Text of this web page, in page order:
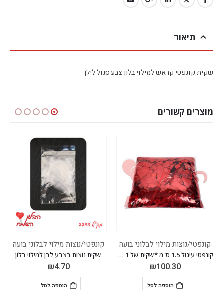
תיאור
שקית קונפטי קראש למילוי בלון צבע סגול לילך
מוצרים קשורים
קונפטי/נוצות מילוי לבלוני בועה
קונפטי עיגול 1.5 ס"מ *שקית של 1 ק"ג* *צבע אדום*
₪100.30
הוספה לסל
קונפטי/נוצות מילוי לבלוני בועה
שקית נוצות בצבע לבן למילוי בלון
₪4.70
הוספה לסל